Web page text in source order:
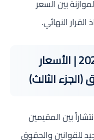
بين السعر
النهائي.
تكلفة الشيرنج في دبي 2026 | الأسعار
الثالث)
بين المقيمين
للقوانين والحقوق